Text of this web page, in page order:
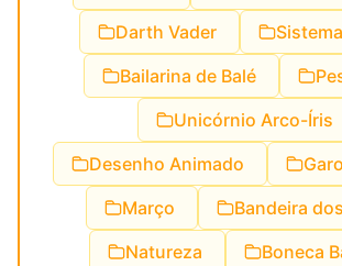
Darth Vader
Bailarina de Balé
Unicórnio Arco-Íris
Desenho Animado
Março
Bandeira
Natureza
Boneca